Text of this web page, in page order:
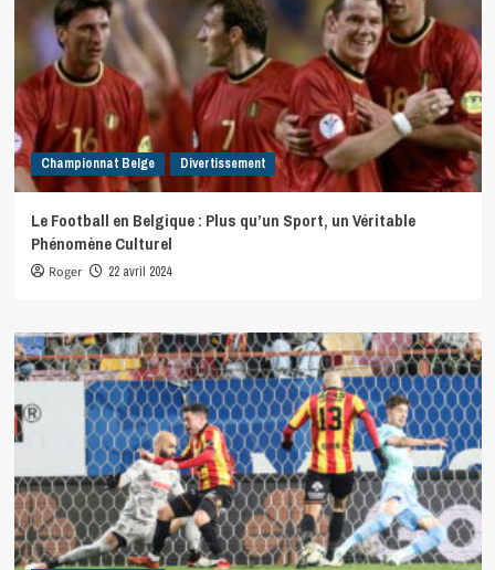
Championnat Belge Divertissement
Le Football en Belgique : Plus qu’un Sport, un Véritable
Phénomène Culturel
Roger 22 avril 2024